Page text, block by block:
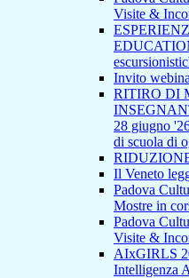
Visite &
Invito
RITIRO DI
28 giugno
di scuola di
Il Veneto
Padova
Mostre in
Padova
Visite &
AIxGIRLS
Intelligenza